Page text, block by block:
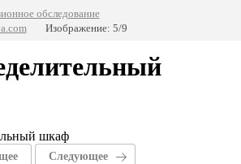
обследование
Изображение: 5/9
шкаф
Следующее